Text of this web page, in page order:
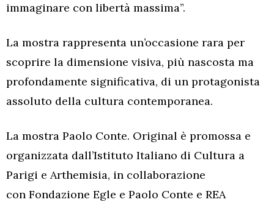
immaginare con libertà massima”.
La mostra rappresenta un’occasione rara per
scoprire la dimensione visiva, più nascosta ma
profondamente significativa, di un protagonista
assoluto della cultura contemporanea.
La mostra Paolo Conte. Original è promossa e
organizzata dall’Istituto Italiano di Cultura a
Parigi e Arthemisia, in collaborazione
con Fondazione Egle e Paolo Conte e REA